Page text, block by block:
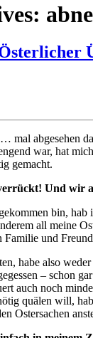
mal abgesehen
war, hat
gemacht.
Und wir
bin, hab
all meine
Familie und
habe also
– schon
auch noch
quälen will,
Ostersachen